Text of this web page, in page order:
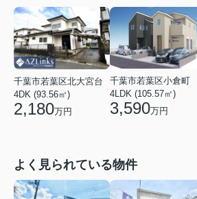
千葉市若葉区北大宮台
4DK (93.56㎡)
2,180万円
千葉市若葉区小倉町
4LDK (105.57㎡)
3,590万円
よく見られている物件